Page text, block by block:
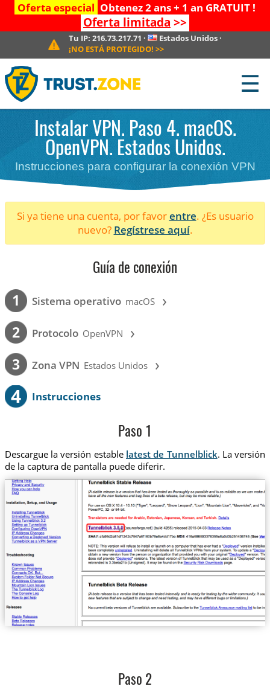
Oferta especial Obtenez 2 ans + 1 an GRATUIT !
Oferta limitada >>
Tu IP:216.73.217.71 · Estados Unidos·
¡NO ESTÁ PROTEGIDO! >>
☰
Instalar VPN. Paso 4. macOS.
OpenVPN. Estados Unidos.
Instrucciones para configurar la conexión VPN
Si ya tiene una cuenta, por favorentre. ¿Es usuario
nuevo? Regístrese aquí.
Guía de conexión
1 Sistema operativo macOS ›
2 Protocolo OpenVPN ›
3 Zona VPN Estados Unidos ›
4 Instrucciones
Paso 1
Descargue la versión estable latest de Tunnelblick. La versión
de la captura de pantalla puede diferir.
Paso 2